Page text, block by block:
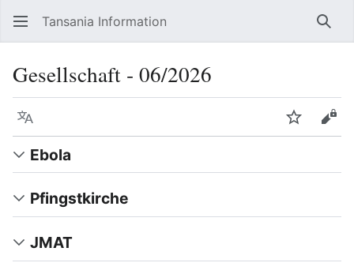
Tansania Information
Gesellschaft ‐ 06/2026
Sprache
Ebola
Pfingstkirche
JMAT